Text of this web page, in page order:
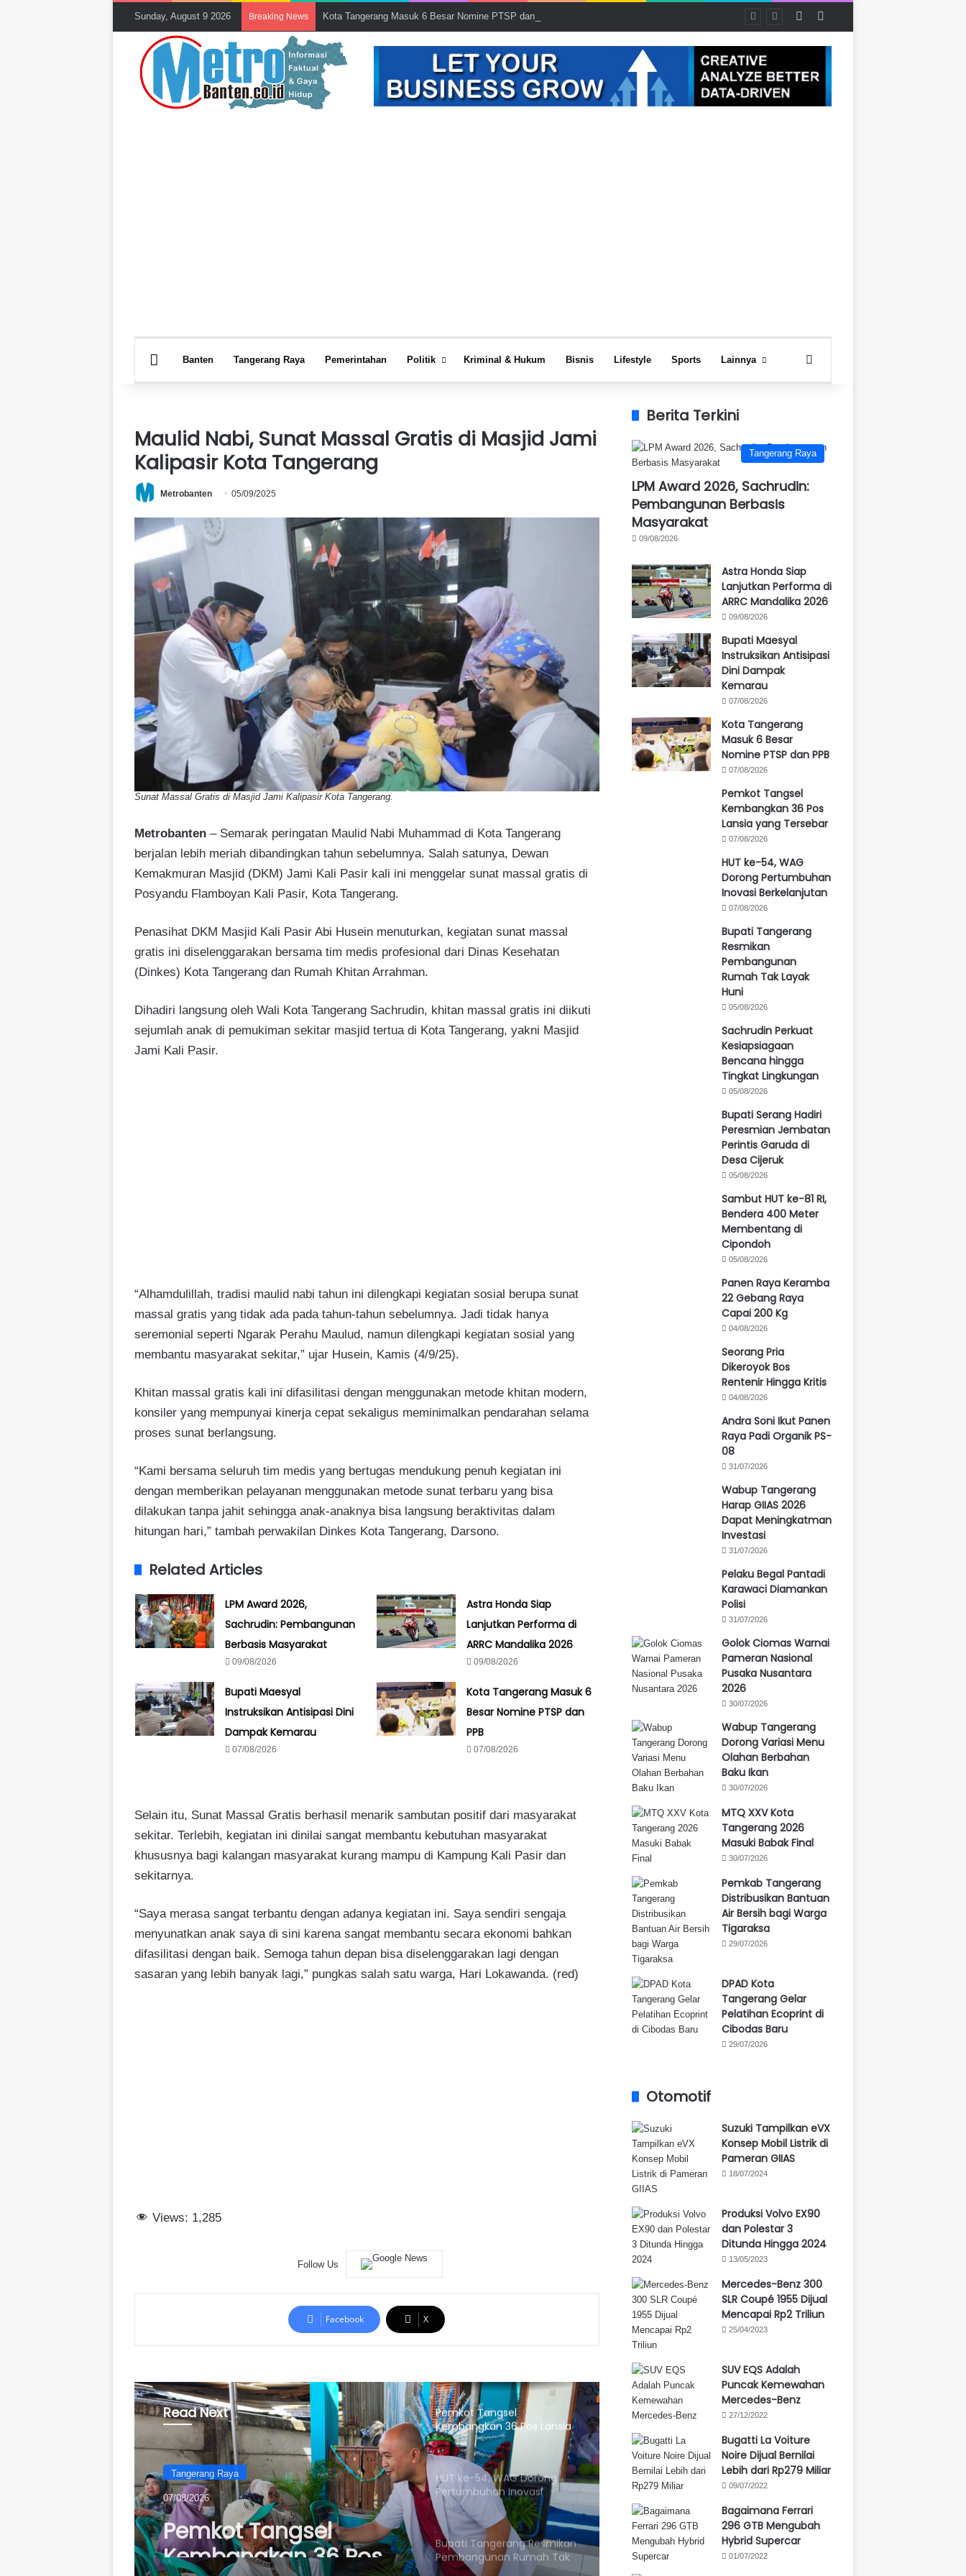
Sunday, August 9 2026 Breaking News Kota Tangerang Masuk 6 Besar Nomine PTSP dan PPB Random Article
HOMEBanten Tangerang Raya Pemerintahan Politik Kriminal & Hukum Bisnis Lifestyle Sports Lainnya
Maulid Nabi, Sunat Massal Gratis di Masjid Jami
Kalipasir Kota Tangerang
Metrobanten 05/09/2025
Sunat Massal Gratis di Masjid Jami Kalipasir Kota Tangerang.
Metrobanten – Semarak peringatan Maulid Nabi Muhammad di Kota Tangerang
berjalan lebih meriah dibandingkan tahun sebelumnya. Salah satunya, Dewan
Kemakmuran Masjid (DKM) Jami Kali Pasir kali ini menggelar sunat massal gratis di
Posyandu Flamboyan Kali Pasir, Kota Tangerang.
Penasihat DKM Masjid Kali Pasir Abi Husein menuturkan, kegiatan sunat massal
gratis ini diselenggarakan bersama tim medis profesional dari Dinas Kesehatan
(Dinkes) Kota Tangerang dan Rumah Khitan Arrahman.
Dihadiri langsung oleh Wali Kota Tangerang Sachrudin, khitan massal gratis ini diikuti
sejumlah anak di pemukiman sekitar masjid tertua di Kota Tangerang, yakni Masjid
Jami Kali Pasir.
“Alhamdulillah, tradisi maulid nabi tahun ini dilengkapi kegiatan sosial berupa sunat
massal gratis yang tidak ada pada tahun-tahun sebelumnya. Jadi tidak hanya
seremonial seperti Ngarak Perahu Maulud, namun dilengkapi kegiatan sosial yang
membantu masyarakat sekitar,” ujar Husein, Kamis (4/9/25).
Khitan massal gratis kali ini difasilitasi dengan menggunakan metode khitan modern,
konsiler yang mempunyai kinerja cepat sekaligus meminimalkan pendarahan selama
proses sunat berlangsung.
“Kami bersama seluruh tim medis yang bertugas mendukung penuh kegiatan ini
dengan memberikan pelayanan menggunakan metode sunat terbaru yang bisa
dilakukan tanpa jahit sehingga anak-anaknya bisa langsung beraktivitas dalam
hitungan hari,” tambah perwakilan Dinkes Kota Tangerang, Darsono.
Related Articles
LPM Award 2026,
Sachrudin: Pembangunan
Berbasis Masyarakat
09/08/2026
Astra Honda Siap
Lanjutkan Performa di
ARRC Mandalika 2026
09/08/2026
Bupati Maesyal
Instruksikan Antisipasi Dini
Dampak Kemarau
07/08/2026
Kota Tangerang Masuk 6
Besar Nomine PTSP dan
PPB
07/08/2026
Selain itu, Sunat Massal Gratis berhasil menarik sambutan positif dari masyarakat
sekitar. Terlebih, kegiatan ini dinilai sangat membantu kebutuhan masyarakat
khususnya bagi kalangan masyarakat kurang mampu di Kampung Kali Pasir dan
sekitarnya.
“Saya merasa sangat terbantu dengan adanya kegiatan ini. Saya sendiri sengaja
menyunatkan anak saya di sini karena sangat membantu secara ekonomi bahkan
difasilitasi dengan baik. Semoga tahun depan bisa diselenggarakan lagi dengan
sasaran yang lebih banyak lagi,” pungkas salah satu warga, Hari Lokawanda. (red)
Views: 1,285
Follow Us
Facebook X
Read Next
Tangerang Raya
07/08/2026
Pemkot Tangsel
Kembangkan 36 Pos
Lansia yang Tersebar
Pemkot Tangsel
Kembangkan 36 Pos Lansia
yang Tersebar
HUT ke-54, WAG Dorong
Pertumbuhan Inovasi
Berkelanjutan
Bupati Tangerang Resmikan
Pembangunan Rumah Tak
Layak Huni
Berita Terkini
Tangerang Raya
LPM Award 2026, Sachrudin:
Pembangunan Berbasis
Masyarakat
09/08/2026
Astra Honda Siap
Lanjutkan Performa di
ARRC Mandalika 2026
09/08/2026
Bupati Maesyal
Instruksikan Antisipasi
Dini Dampak
Kemarau
07/08/2026
Kota Tangerang
Masuk 6 Besar
Nomine PTSP dan PPB
07/08/2026
Pemkot Tangsel
Kembangkan 36 Pos
Lansia yang Tersebar
07/08/2026
HUT ke-54, WAG
Dorong Pertumbuhan
Inovasi Berkelanjutan
07/08/2026
Bupati Tangerang
Resmikan
Pembangunan
Rumah Tak Layak
Huni
05/08/2026
Sachrudin Perkuat
Kesiapsiagaan
Bencana hingga
Tingkat Lingkungan
05/08/2026
Bupati Serang Hadiri
Peresmian Jembatan
Perintis Garuda di
Desa Cijeruk
05/08/2026
Sambut HUT ke-81 RI,
Bendera 400 Meter
Membentang di
Cipondoh
05/08/2026
Panen Raya Keramba
22 Gebang Raya
Capai 200 Kg
04/08/2026
Seorang Pria
Dikeroyok Bos
Rentenir Hingga Kritis
04/08/2026
Andra Soni Ikut Panen
Raya Padi Organik PS-
08
31/07/2026
Wabup Tangerang
Harap GIIAS 2026
Dapat Meningkatman
Investasi
31/07/2026
Pelaku Begal Pantadi
Karawaci Diamankan
Polisi
31/07/2026
Golok Ciomas Warnai
Pameran Nasional
Pusaka Nusantara
2026
30/07/2026
Wabup Tangerang
Dorong Variasi Menu
Olahan Berbahan
Baku Ikan
30/07/2026
MTQ XXV Kota
Tangerang 2026
Masuki Babak Final
30/07/2026
Pemkab Tangerang
Distribusikan Bantuan
Air Bersih bagi Warga
Tigaraksa
29/07/2026
DPAD Kota
Tangerang Gelar
Pelatihan Ecoprint di
Cibodas Baru
29/07/2026
Otomotif
Suzuki Tampilkan eVX
Konsep Mobil Listrik di
Pameran GIIAS
18/07/2024
Produksi Volvo EX90
dan Polestar 3
Ditunda Hingga 2024
13/05/2023
Mercedes-Benz 300
SLR Coupé 1955 Dijual
Mencapai Rp2 Triliun
25/04/2023
SUV EQS Adalah
Puncak Kemewahan
Mercedes-Benz
27/12/2022
Bugatti La Voiture
Noire Dijual Bernilai
Lebih dari Rp279 Miliar
09/07/2022
Bagaimana Ferrari
296 GTB Mengubah
Hybrid Supercar
01/07/2022